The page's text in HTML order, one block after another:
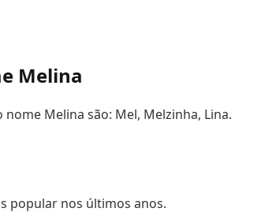
Melina
Melina são: Mel, Melzinha, Lina.
popular nos últimos anos.